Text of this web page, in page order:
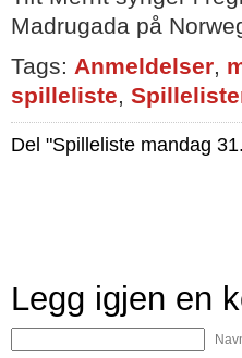
Madrugada på
Tags: Anmeldelser,
spilleliste,
Del "Spilleliste mandag
Legg igjen en